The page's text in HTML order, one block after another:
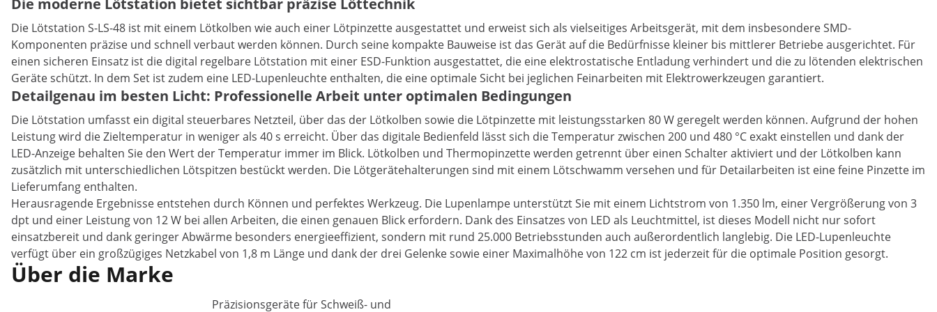
Die moderne Lötstation bietet sichtbar präzise Löttechnik
Die Lötstation S-LS-48 ist mit einem Lötkolben wie auch einer Lötpinzette ausgestattet und erweist sich als vielseitiges Arbeitsgerät, mit dem insbesondere SMD-
Komponenten präzise und schnell verbaut werden können. Durch seine kompakte Bauweise ist das Gerät auf die Bedürfnisse kleiner bis mittlerer Betriebe ausgerichtet. Für
einen sicheren Einsatz ist die digital regelbare Lötstation mit einer ESD-Funktion ausgestattet, die eine elektrostatische Entladung verhindert und die zu lötenden elektrischen
Geräte schützt. In dem Set ist zudem eine LED-Lupenleuchte enthalten, die eine optimale Sicht bei jeglichen Feinarbeiten mit Elektrowerkzeugen garantiert.
Detailgenau im besten Licht: Professionelle Arbeit unter optimalen Bedingungen
Die Lötstation umfasst ein digital steuerbares Netzteil, über das der Lötkolben sowie die Lötpinzette mit leistungsstarken 80 W geregelt werden können. Aufgrund der hohen
Leistung wird die Zieltemperatur in weniger als 40 s erreicht. Über das digitale Bedienfeld lässt sich die Temperatur zwischen 200 und 480 °C exakt einstellen und dank der
LED-Anzeige behalten Sie den Wert der Temperatur immer im Blick. Lötkolben und Thermopinzette werden getrennt über einen Schalter aktiviert und der Lötkolben kann
zusätzlich mit unterschiedlichen Lötspitzen bestückt werden. Die Lötgerätehalterungen sind mit einem Lötschwamm versehen und für Detailarbeiten ist eine feine Pinzette im
Lieferumfang enthalten.
Herausragende Ergebnisse entstehen durch Können und perfektes Werkzeug. Die Lupenlampe unterstützt Sie mit einem Lichtstrom von 1.350 lm, einer Vergrößerung von 3
dpt und einer Leistung von 12 W bei allen Arbeiten, die einen genauen Blick erfordern. Dank des Einsatzes von LED als Leuchtmittel, ist dieses Modell nicht nur sofort
einsatzbereit und dank geringer Abwärme besonders energieeffizient, sondern mit rund 25.000 Betriebsstunden auch außerordentlich langlebig. Die LED-Lupenleuchte
verfügt über ein großzügiges Netzkabel von 1,8 m Länge und dank der drei Gelenke sowie einer Maximalhöhe von 122 cm ist jederzeit für die optimale Position gesorgt.
Über die Marke
Präzisionsgeräte für Schweiß- und